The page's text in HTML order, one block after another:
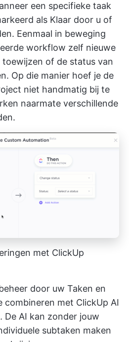
een specifieke taak
als Klaar door u of
Eenmaal in beweging
workflow zelf nieuwe
of de status van
Op die manier hoef je de
niet handmatig bij te
naarmate verschillende
met ClickUp
door uw Taken en
combineren met ClickUp AI
De AI kan zonder jouw
subtaken maken